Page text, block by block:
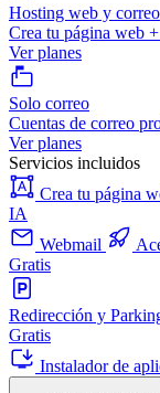
Hosting web y correo
Crea tu página web
Ver planes
Solo correo
Cuentas de correo
Ver planes
Servicios incluidos
Crea tu página
IA
Webmail
Gratis
Redirección y
Gratis
Instalador de